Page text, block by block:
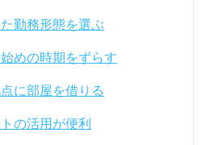
勤務形態を選ぶ
めの時期をずらす
に部屋を借りる
の活用が便利